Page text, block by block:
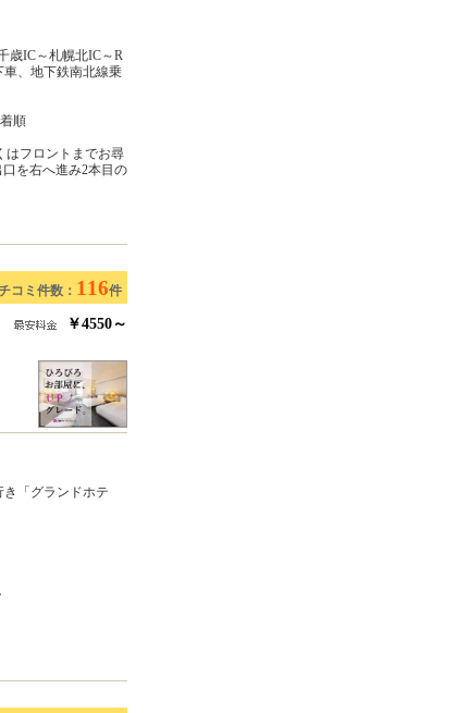
歳IC～札幌北IC～R
車、地下鉄南北線乗
順
はフロントまでお尋
を右へ進み2本目の
コミ件数： 116件
￥4550～
「グランドホテ